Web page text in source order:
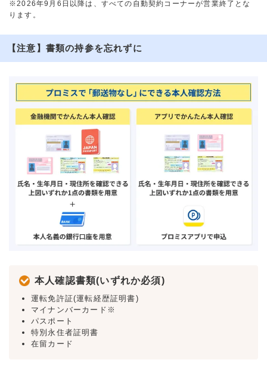
※2026年9月6日以降は、すべての自動契約コーナーが営業終了とな
ります。
【注意】書類の持参を忘れずに
本人確認書類(いずれか必須)
運転免許証(運転経歴証明書)
マイナンバーカード※
パスポート
特別永住者証明書
在留カード